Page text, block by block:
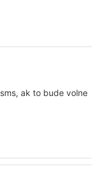
ak to bude volne